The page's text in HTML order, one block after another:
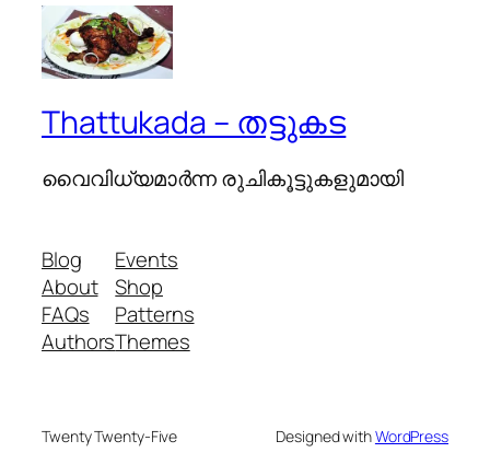
Thattukada – തട്ടുകട
വൈവിധ്യമാര്‍ന്ന രുചികൂട്ടുകളുമായി
Blog
About
FAQs
Authors
Events
Shop
Patterns
Themes
Twenty Twenty-Five Designed withWordPress